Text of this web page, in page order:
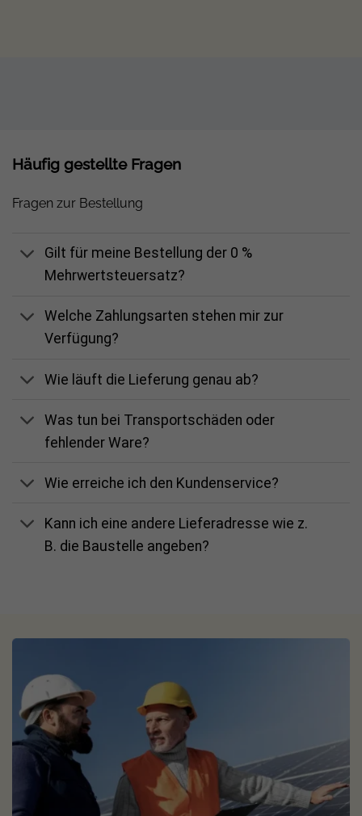
Häufig gestellte Fragen
Fragen zur Bestellung
Gilt für meine Bestellung der 0 %
Mehrwertsteuersatz?
Welche Zahlungsarten stehen mir zur
Verfügung?
Wie läuft die Lieferung genau ab?
Was tun bei Transportschäden oder
fehlender Ware?
Wie erreiche ich den Kundenservice?
Kann ich eine andere Lieferadresse wie z.
B. die Baustelle angeben?